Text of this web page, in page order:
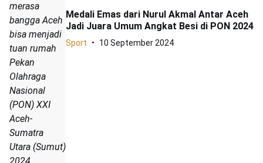
merasa
bangga Aceh
bisa menjadi
tuan rumah
Pekan
Olahraga
Nasional
(PON) XXI
Aceh-
Sumatra
Utara (Sumut)
Medali Emas dari Nurul Akmal Antar Aceh
Jadi Juara Umum Angkat Besi di PON 2024
Sport 10 September 2024